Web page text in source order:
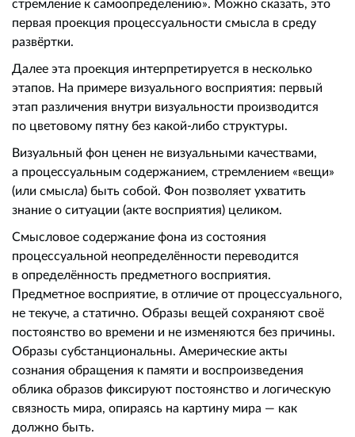
стремление к самоопределению». Можно сказать, это
первая проекция процессуальности смысла в среду
развёртки.
Далее эта проекция интерпретируется в несколько
этапов. На примере визуального восприятия: первый
этап различения внутри визуальности производится
по цветовому пятну без какой-либо структуры.
Визуальный фон ценен не визуальными качествами,
а процессуальным содержанием, стремлением «вещи»
(или смысла) быть собой. Фон позволяет ухватить
знание о ситуации (акте восприятия) целиком.
Смысловое содержание фона из состояния
процессуальной неопределённости переводится
в определённость предметного восприятия.
Предметное восприятие, в отличие от процессуального,
не текуче, а статично. Образы вещей сохраняют своё
постоянство во времени и не изменяются без причины.
Образы субстанциональны. Амерические акты
сознания обращения к памяти и воспроизведения
облика образов фиксируют постоянство и логическую
связность мира, опираясь на картину мира — как
должно быть.